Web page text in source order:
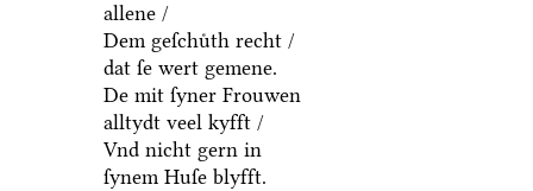
allene /
Dem geſchuͤth recht /
dat ſe wert gemene.
De mit ſyner Frouwen
alltydt veel kyfft /
Vnd nicht gern in
ſynem Huſe blyfft.